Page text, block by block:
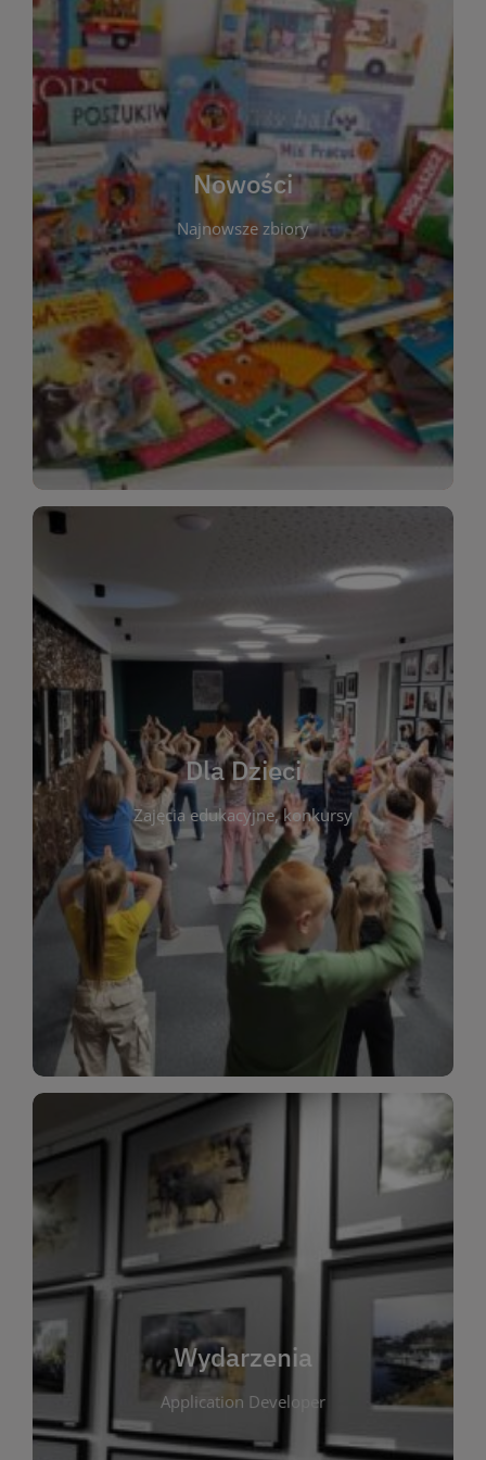
Nowości
Najnowsze zbiory
W tej sekcji prezentujemy najnowsze książki,
audiobooki oraz filmy, które właśnie trafiły do
zbiorów Miejskiej Biblioteki Publicznej w
Starachowicach. Regularnie aktualizujemy listę,
aby Czytelnicy mogli na bieżąco odkrywać świeże
tytuły i najciekawsze premiery wydawnicze. Każda
pozycja opatrzona jest krótkim opisem i
informacją o dostępności w katalogu. Zachęcamy
do częstych odwiedzin – nowości pojawiają się
niemal każdego tygodnia! Dzięki tej zakładce
zawsze będziesz wiedzieć, co warto przeczytać
jako pierwsze.
WIĘCEJ
Dla Dzieci
Zajęcia edukacyjne, konkursy
Dla Dzieci
To miejsce stworzone z myślą o najmłodszych
czytelnikach i ich rodzicach. Znajdziesz tu
informacje o zajęciach edukacyjnych, konkursach
plastycznych i spotkaniach z autorami książek dla
dzieci. Biblioteka oferuje bogaty wybór bajek,
opowiadań i lektur szkolnych, a także przyjazny
kącik do wspólnego czytania. Pragniemy
rozbudzać miłość do książek od najmłodszych lat.
Zapraszamy do wspólnej zabawy i odkrywania
świata literatury!
WIĘCEJ
Wydarzenia
Application Developer
Wydarzenia
W tej zakładce publikujemy informacje o
wszystkich wydarzeniach organizowanych przez
bibliotekę. Znajdziesz tu zapowiedzi spotkań
autorskich, warsztatów, prelekcji i zajęć
tematycznych dla różnych grup wiekowych. Każde
wydarzenie ma na celu promowanie kultury
czytelniczej oraz integrację społeczności lokalnej.
Dzięki kalendarzowi wydarzeń możesz łatwo